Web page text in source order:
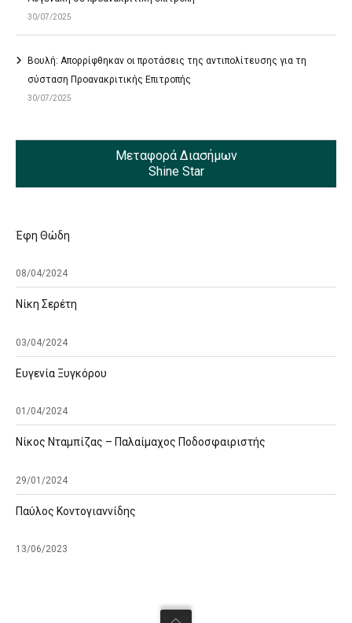
30/07/2025
Βουλή: Απορρίφθηκαν οι προτάσεις της αντιπολίτευσης για τη
σύσταση Προανακριτικής Επιτροπής
30/07/2025
Μεταφορά Διασήμων
Shine Star
Έφη Θώδη
08/04/2024
Νίκη Σερέτη
03/04/2024
Ευγενία Ξυγκόρου
01/04/2024
Νίκος Νταμπίζας – Παλαίμαχος Ποδοσφαιριστής
29/01/2024
Παύλος Κοντογιαννίδης
13/06/2023